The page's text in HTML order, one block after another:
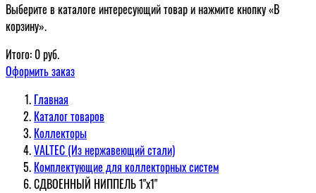
Выберите в каталоге интересующий товар и нажмите кнопку «В
корзину».
Итого: 0руб.
Оформить заказ
Главная
Каталог товаров
Коллекторы
VALTEC (Из нержавеющий стали)
Комплектующие для коллекторных систем
СДВОЕННЫЙ НИППЕЛЬ 1"х1"